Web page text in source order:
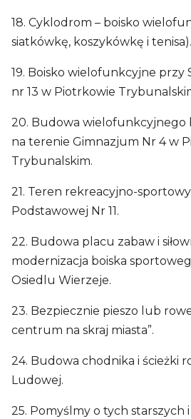
18. Cyklodrom – boisko
siatkówkę, koszykówkę i tenisa).
19. Boisko wielofunkcyjne przy
nr 13 w Piotrkowie
20. Budowa wielofunkcyjnego
na terenie Gimnazjum Nr 4 w
Trybunalskim.
21. Teren rekreacyjno-
Podstawowej Nr 11.
22. Budowa placu zabaw i
modernizacja boiska
Osiedlu Wierzeje.
23. Bezpiecznie pieszo lub
centrum na skraj miasta”.
24. Budowa chodnika i ścieżki
Ludowej.
25. Pomyślmy o tych starszych